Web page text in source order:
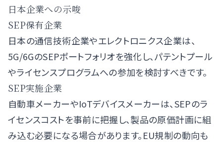
日本企業への示唆
SEP保有企業
日本の通信技術企業やエレクトロニクス企業は、
5G/6GのSEPポートフォリオを強化し、パテントプール
やライセンスプログラムへの参加を検討すべきです。
SEP実施企業
自動車メーカーやIoTデバイスメーカーは、SEPのラ
イセンスコストを事前に把握し、製品の原価計画に組
み込む必要になる場合があります。EU規制の動向も